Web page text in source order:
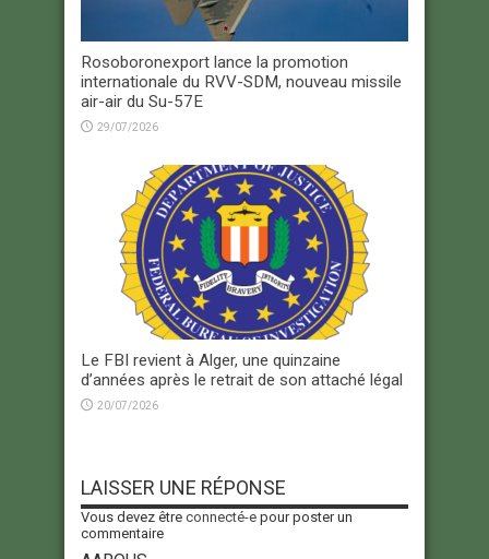
Rosoboronexport lance la promotion
internationale du RVV-SDM, nouveau missile
air-air du Su-57E
29/07/2026
Le FBI revient à Alger, une quinzaine
d’années après le retrait de son attaché légal
20/07/2026
LAISSER UNE RÉPONSE
Vous devez être connecté-e pour poster un
commentaire